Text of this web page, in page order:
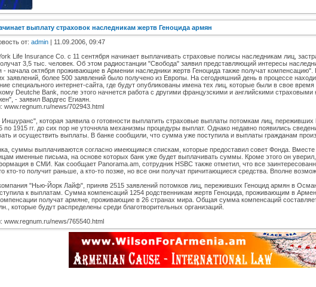
выплату страховок наследникам жертв Геноцида армян
от: admin | 11.09.2006, 09:47
Life Insurance Co. с 11 сентября начинает выплачивать страховые полисы наследникам лиц,
3,5 тыс. человек. Об этом радиостанции "Свобода" заявил представляющий интересы
- начала октября проживающие в Армении наследники жертв Геноцида также получат
заявлений, более 500 заявлений было получено из Европы. На сегодняшний день в процессе
специального интернет-сайта, где будут опубликованы имена тех лиц, которые были в свое
Deutche Bank, после этого начнется работа с другими французскими и английскими
- заявил Вардгес Егиаян.
www.regnum.ru/news/702943.html
которая заявила о готовности выплатить страховые выплаты потомкам лиц,
по 1915 гг. до сих пор не уточняла механизмы процедуры выплат. Однако недавно появились
и осуществить выплаты. В банке сообщили, что сумма уже поступила и выплаты гражданам
суммы выплачиваются согласно имеющимся спискам, которые предоставил совет Фонда.
именные письма, на основе которых банк уже будет выплачивать суммы. Кроме этого он
в СМИ. Как сообщает Panorama.am, сотрудник HSBC также отметил, что все
кто-то получит раньше, а кто-то позже, но все они получат причитающиеся средства. Вполне
"Нью-Йорк Лайф", приняв 2515 заявлений потомков лиц, переживших Геноцид армян в
к выплатам. Сумма компенсаций 1254 родственникам жертв Геноцида, проживающим в
получат армяне, проживающие в 26 странах мира. Общая сумма компенсаций
которые будут распределены среди благотворительных организаций.
www.regnum.ru/news/765540.html